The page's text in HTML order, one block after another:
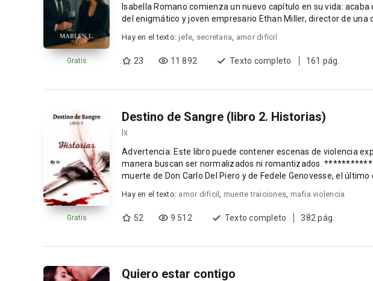
Gratis
Isabella Romano comienza un nuevo capítulo en su vida:
del enigmático y joven empresario Ethan Miller, director de una
Hay en el texto:jefe, secretaria, amor dificil
23 11 892 Texto completo 161 pág.
Gratis
Destino de Sangre (libro 2. Historias)
Ix
Advertencia: Este libro puede contener escenas de violencia
manera buscan ser normalizados ni romantizados.
muerte de Don Carlo Del Piero y de Fedele Genovesse, el
Hay en el texto: amor dificil, muerte traiciones, mafia violencia
52 9 512 Texto completo 382 pág.
Quiero estar contigo